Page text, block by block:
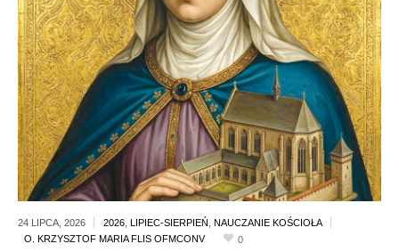
24 LIPCA, 2026 2026, LIPIEC-SIERPIEŃ NAUCZANIE KOŚCIOŁA
0